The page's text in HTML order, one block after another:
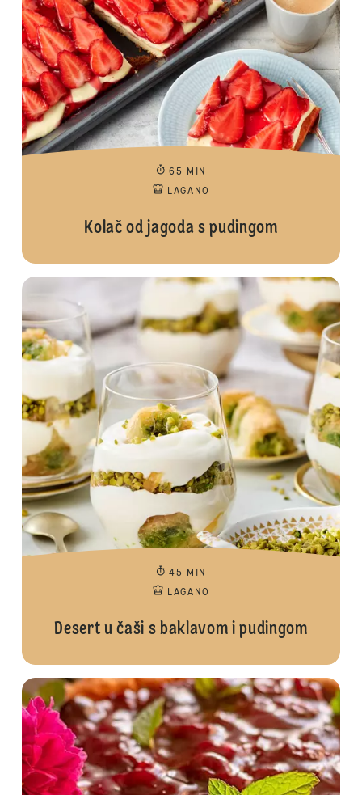
65 MIN
LAGANO
Kolač od jagoda s pudingom
45 MIN
LAGANO
Desert u čaši s baklavom i pudingom